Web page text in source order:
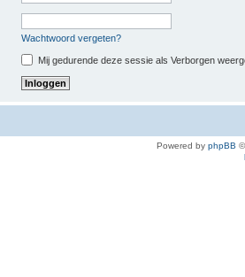
Wachtwoord vergeten?
Mij gedurende deze sessie als Verborgen
Powered by phpBB